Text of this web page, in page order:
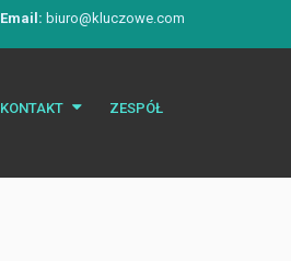
Email: biuro@kluczowe.com
KONTAKT ZESPÓŁ